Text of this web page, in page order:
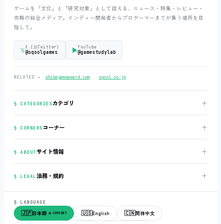
ゲームを「文化」と「研究対象」として捉える、ニュース・特集・レビュー・
攻略の総合メディア。インディー開発者からプロゲーマーまでが集う場所を目
指して。
𝕏X (旧Twitter)
@sqoolgames ▶YouTube
@gamestudylab
RELATED → shibagameaward.com ‧ sqool.co.jp
§ CATEGORIESカテゴリ ＋
§ CORNERS コーナー ＋
§ ABOUTサイト情報 ＋
§ LEGAL法務・規約 ＋
§ LANGUAGE
🇯🇵日本語 ● CURRENT 🇺🇸English 🇨🇳简体中文